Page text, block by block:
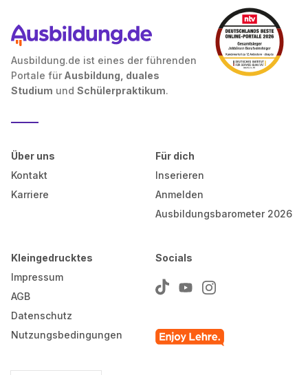
Ausbildung.de ist eines der führenden
Portale für Ausbildung, duales
Studium und Schülerpraktikum.
Über uns
Kontakt
Karriere
Für dich
Inserieren
Anmelden
Ausbildungsbarometer 2026
Kleingedrucktes
Impressum
AGB
Datenschutz
Nutzungsbedingungen
Socials